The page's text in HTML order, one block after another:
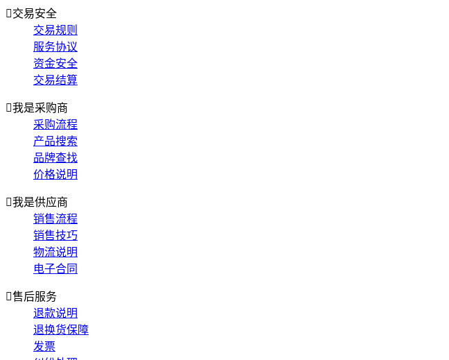
交易安全
交易规则
服务协议
资金安全
交易结算
我是采购商
采购流程
产品搜索
品牌查找
价格说明
我是供应商
销售流程
销售技巧
物流说明
电子合同
售后服务
退款说明
退换货保障
发票